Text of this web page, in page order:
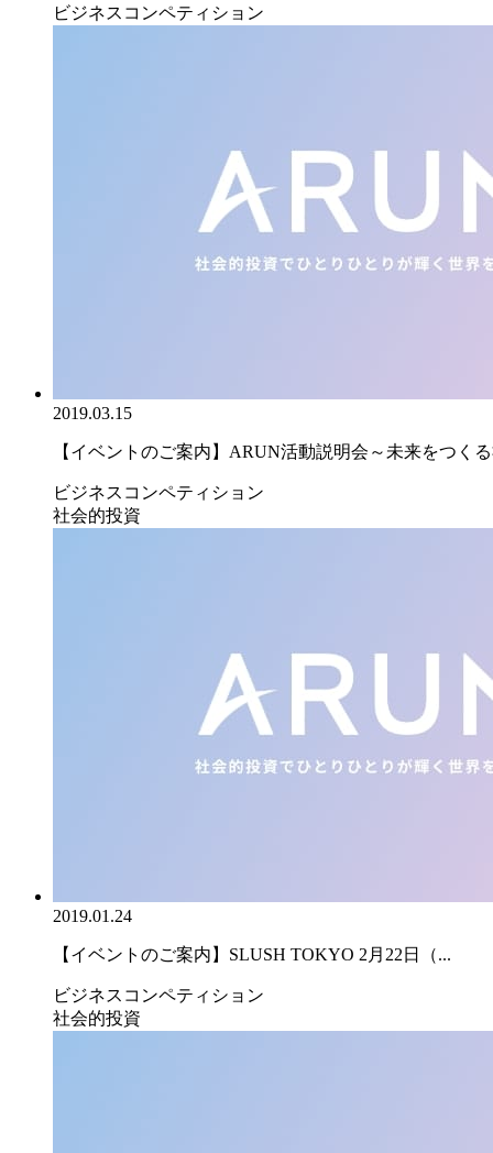
ビジネスコンペティション
2019.03.15
【イベントのご案内】ARUN活動説明会～未来をつく
ビジネスコンペティション
社会的投資
2019.01.24
【イベントのご案内】SLUSH TOKYO 2月22日（...
ビジネスコンペティション
社会的投資